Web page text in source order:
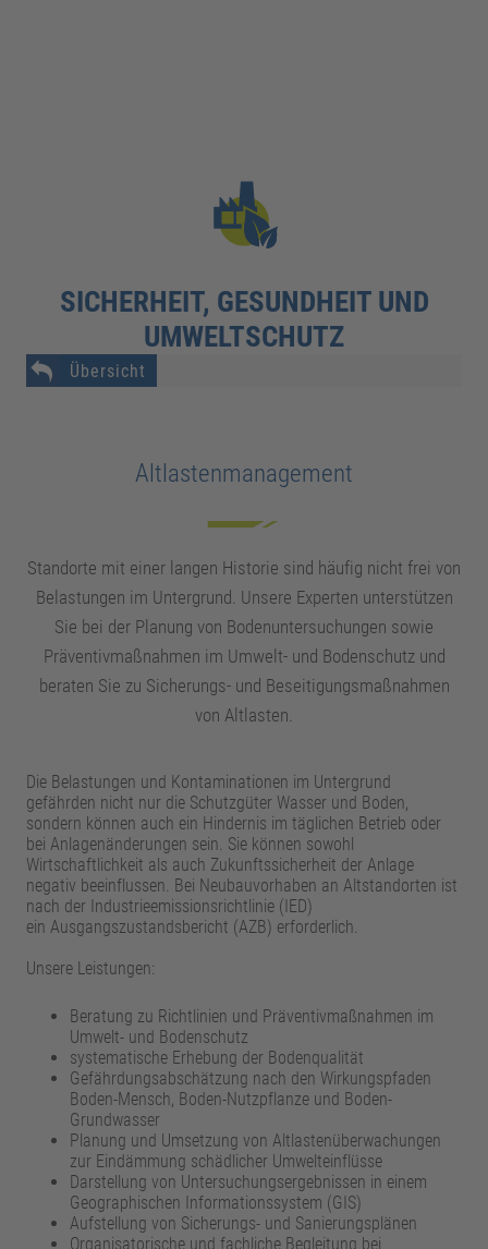
SICHERHEIT, GESUNDHEIT UND
UMWELTSCHUTZ
Übersicht
Altlastenmanagement
Standorte mit einer langen Historie sind häufig nicht frei von
Belastungen im Untergrund. Unsere Experten unterstützen
Sie bei der Planung von Bodenuntersuchungen sowie
Präventivmaßnahmen im Umwelt- und Bodenschutz und
beraten Sie zu Sicherungs- und Beseitigungsmaßnahmen
von Altlasten.
Die Belastungen und Kontaminationen im Untergrund
gefährden nicht nur die Schutzgüter Wasser und Boden,
sondern können auch ein Hindernis im täglichen Betrieb oder
bei Anlagenänderungen sein. Sie können sowohl
Wirtschaftlichkeit als auch Zukunftssicherheit der Anlage
negativ beeinflussen. Bei Neubauvorhaben an Altstandorten ist
nach der Industrieemissionsrichtlinie (IED)
ein Ausgangszustandsbericht (AZB) erforderlich.
Unsere Leistungen:
Beratung zu Richtlinien und Präventivmaßnahmen im
Umwelt- und Bodenschutz
systematische Erhebung der Bodenqualität
Gefährdungsabschätzung nach den Wirkungspfaden
Boden-Mensch, Boden-Nutzpflanze und Boden-
Grundwasser
Planung und Umsetzung von Altlastenüberwachungen
zur Eindämmung schädlicher Umwelteinflüsse
Darstellung von Untersuchungsergebnissen in einem
Geographischen Informationssystem (GIS)
Aufstellung von Sicherungs- und Sanierungsplänen
Organisatorische und fachliche Begleitung bei